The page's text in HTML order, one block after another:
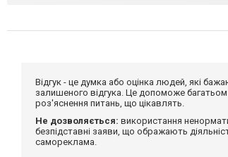
Відгук - це думка або оцінка людей, які
залишеного відгука. Це допоможе
роз'яснення питань, що цікавлять.
Не дозволяється: використання
безпідставні заяви, що ображають
самореклама.